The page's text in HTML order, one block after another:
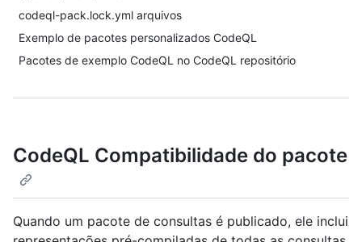
codeql-pack.lock.yml arquivos
Exemplo de pacotes personalizados CodeQL
Pacotes de exemplo CodeQL no CodeQL repositório
CodeQL Compatibilidade do pacote
Quando um pacote de consultas é publicado, ele inclui